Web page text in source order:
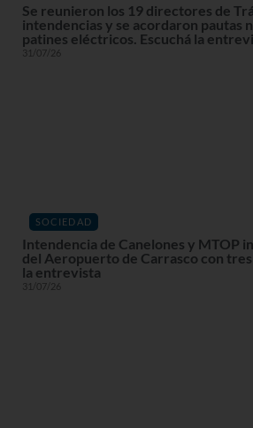
Se reunieron los 19 directores de
intendencias y se acordaron pautas
patines eléctricos. Escuchá la
31/07/26
SOCIEDAD
Intendencia de Canelones y MTOP
del Aeropuerto de Carrasco con
la entrevista
31/07/26